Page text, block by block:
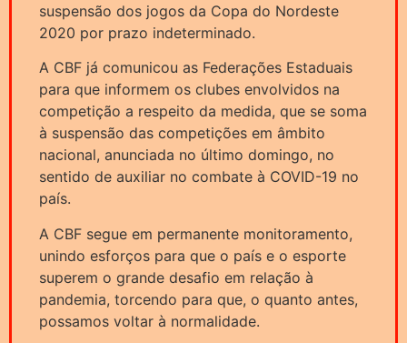
suspensão dos jogos da Copa do Nordeste
2020 por prazo indeterminado.
A CBF já comunicou as Federações Estaduais
para que informem os clubes envolvidos na
competição a respeito da medida, que se soma
à suspensão das competições em âmbito
nacional, anunciada no último domingo, no
sentido de auxiliar no combate à COVID-19 no
país.
A CBF segue em permanente monitoramento,
unindo esforços para que o país e o esporte
superem o grande desafio em relação à
pandemia, torcendo para que, o quanto antes,
possamos voltar à normalidade.